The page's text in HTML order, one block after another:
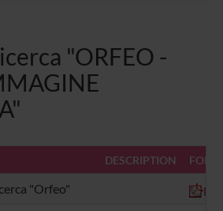
"ORFEO -
DESCRIPTION
"Orfeo" pdf